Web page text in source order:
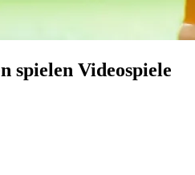
spielen Videospiele